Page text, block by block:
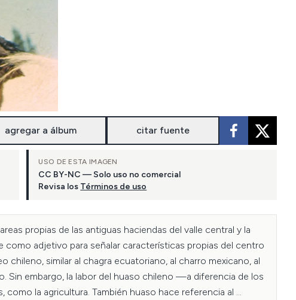
agregar a álbum citar fuente
USO DE ESTA IMAGEN
CC BY-NC — Solo uso no comercial
Revisa los Términos de uso
propias de las antiguas haciendas del valle central y la
adjetivo para señalar características propias del centro
chileno, similar al chagra ecuatoriano, al charro mexicano, al
Sin embargo, la labor del huaso chileno —a diferencia de los
la agricultura. También huaso hace referencia al